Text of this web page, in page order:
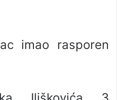
imao rasporen